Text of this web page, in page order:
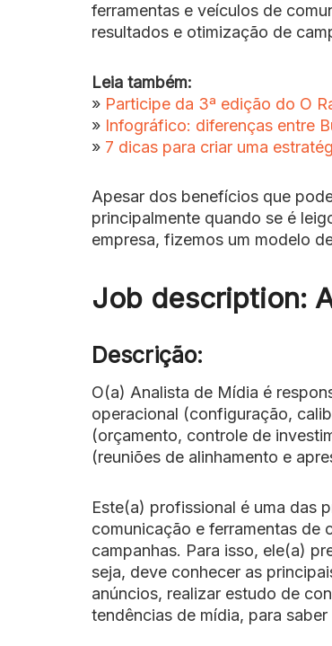
ferramentas e veículos de
resultados e otimização de
Leia também:
» Participe da 3ª edição do O
» Infográfico: diferenças entre
» 7 dicas para criar uma
Apesar dos benefícios que
principalmente quando se é
empresa, fizemos um modelo
Job description:
Descrição:
O(a) Analista de Mídia é
operacional (configuração,
(orçamento, controle de
(reuniões de alinhamento e
Este(a) profissional é uma das
comunicação e ferramentas de
campanhas. Para isso, ele(a)
seja, deve conhecer as
anúncios, realizar estudo de
tendências de mídia, para